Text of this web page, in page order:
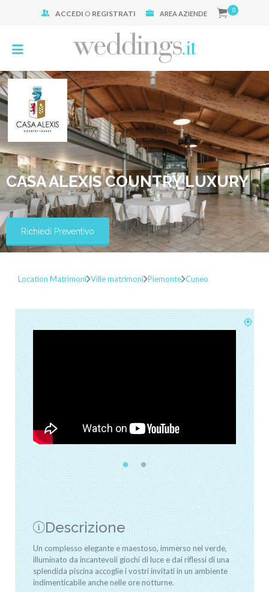
ACCEDI O REGISTRATI AREA AZIENDE 0
CASA ALEXIS COUNTRY LUXURY
Richiedi Preventivo
Location Matrimoni Ville matrimoni Piemonte Cuneo
Descrizione
Un complesso elegante e maestoso, immerso nel verde,
illuminato da incantevoli giochi di luce e dai riflessi di una
splendida piscina accoglie i vostri invitati in un ambiente
indimenticabile anche nelle ore notturne.